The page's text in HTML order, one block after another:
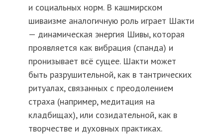
и социальных норм. В кашмирском
шиваизме аналогичную роль играет Шакти
— динамическая энергия Шивы, которая
проявляется как вибрация (спанда) и
пронизывает всё сущее. Шакти может
быть разрушительной, как в тантрических
ритуалах, связанных с преодолением
страха (например, медитация на
кладбищах), или созидательной, как в
творчестве и духовных практиках.